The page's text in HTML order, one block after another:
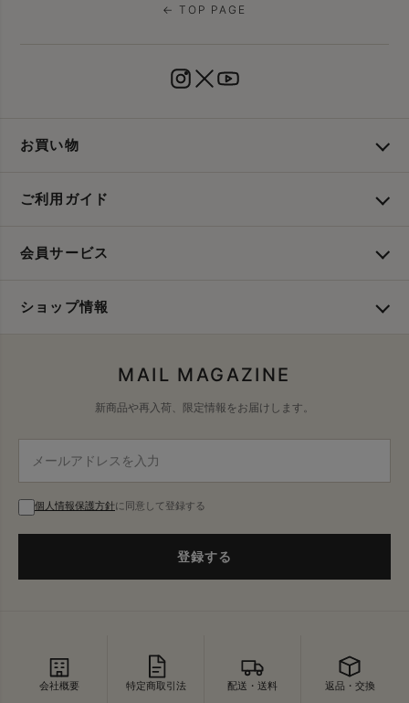
← TOP PAGE
お買い物
ご利用ガイド
会員サービス
ショップ情報
MAIL MAGAZINE
新商品や再入荷、限定情報をお届けします。
個人情報保護方針に同意して登録する
登録する
会社概要 特定商取引法 配送・送料 返品・交換